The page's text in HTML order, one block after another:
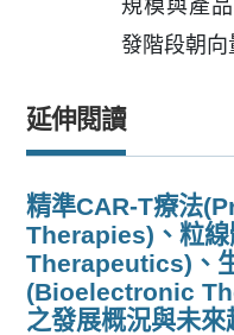
規模與產
發階段朝向
延伸閱讀
精準CAR-T療法
Therapies)、粒
Therapeutics)、
(Bioelectronic
之發展概況與未來